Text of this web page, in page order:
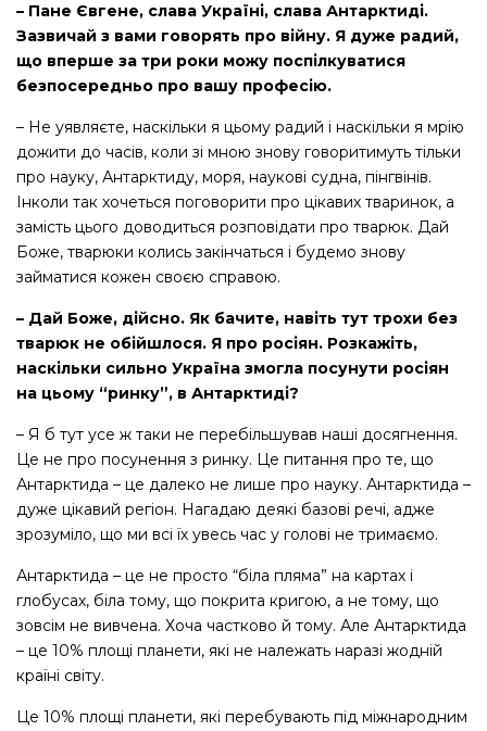
– Пане Євгене, слава Україні, слава Антарктиді.
Зазвичай з вами говорять про війну. Я дуже радий,
що вперше за три роки можу поспілкуватися
безпосередньо про вашу професію.
– Не уявляєте, наскільки я цьому радий і наскільки я мрію
дожити до часів, коли зі мною знову говоритимуть тільки
про науку, Антарктиду, моря, наукові судна, пінгвінів.
Інколи так хочеться поговорити про цікавих тваринок, а
замість цього доводиться розповідати про тварюк. Дай
Боже, тварюки колись закінчаться і будемо знову
займатися кожен своєю справою.
– Дай Боже, дійсно. Як бачите, навіть тут трохи без
тварюк не обійшлося. Я про росіян. Розкажіть,
наскільки сильно Україна змогла посунути росіян
на цьому “ринку”, в Антарктиді?
– Я б тут усе ж таки не перебільшував наші досягнення.
Це не про посунення з ринку. Це питання про те, що
Антарктида – це далеко не лише про науку. Антарктида –
дуже цікавий регіон. Нагадаю деякі базові речі, адже
зрозуміло, що ми всі їх увесь час у голові не тримаємо.
Антарктида – це не просто “біла пляма” на картах і
глобусах, біла тому, що покрита кригою, а не тому, що
зовсім не вивчена. Хоча частково й тому. Але Антарктида
– це 10% площі планети, які не належать наразі жодній
країні світу.
Це 10% площі планети, які перебувають під міжнародним